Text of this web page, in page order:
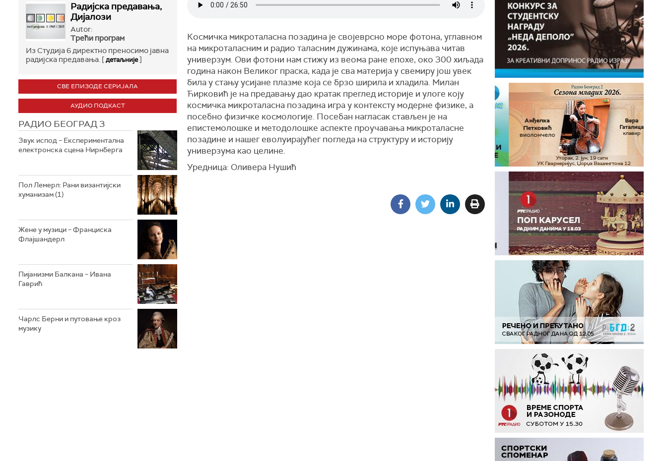
Радијска предавања,
Дијалози
Autor:
Трећи програм
Из Студија 6 директно преносимо јавна
радијска предавања. [детаљније]
СВЕ ЕПИЗОДЕ СЕРИЈАЛА
АУДИО ПОДКАСТ
РАДИО БЕОГРАД 3
Звук испод – Експериментална
електронска сцена Нирнберга
Пол Лемерл: Рани византијски
хуманизам (1)
Жене у музици – Франциска
Флајшандерл
Пијанизми Балкана – Ивана
Гаврић
Чарлс Берни и путовање кроз
музику
Космичка микроталасна позадина је својеврсно море фотона, углавном
на микроталасним и радио таласним дужинама, које испуњава читав
универзум. Ови фотони нам стижу из веома ране епохе, око 300 хиљада
година након Великог праска, када је сва материја у свемиру још увек
била у стању усијане плазме која се брзо ширила и хладила. Милан
Ћирковић је на предавању дао кратак преглед историје и улоге коју
космичка микроталасна позадина игра у контексту модерне физике, а
посебно физичке космологије. Посебан нагласак стављен је на
епистемолошке и методолошке аспекте проучавања микроталасне
позадине и нашег еволуирајућег погледа на структуру и историју
универзума као целине.
Уредница: Оливера Нушић